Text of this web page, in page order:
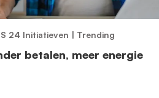
24 Initiatieven | Trending
betalen, meer energie